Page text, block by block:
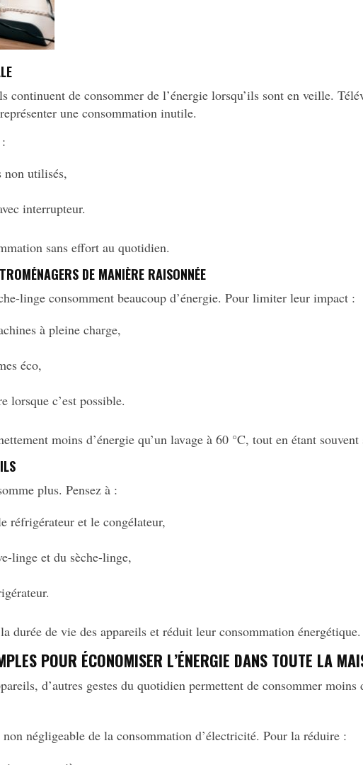
continuent de consommer de l’énergie lorsqu’ils sont en veille.
une consommation inutile.
non utilisés,
interrupteur.
sans effort au quotidien.
DE MANIÈRE RAISONNÉE
linge consomment beaucoup d’énergie. Pour limiter leur impact :
à pleine charge,
éco,
lorsque c’est possible.
moins d’énergie qu’un lavage à 60 °C, tout en étant souvent
plus. Pensez à :
réfrigérateur et le congélateur,
linge et du sèche-linge,
durée de vie des appareils et réduit leur consommation énergétique.
POUR ÉCONOMISER L’ÉNERGIE DANS TOUTE LA
d’autres gestes du quotidien permettent de consommer moins
non négligeable de la consommation d’électricité. Pour la réduire :